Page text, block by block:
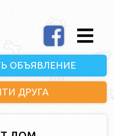
ОБЪЯВЛЕНИЕ
ДРУГА